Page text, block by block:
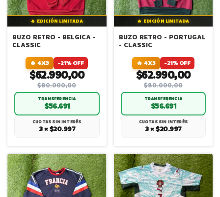
🔥 EDICIÓN LIMITADA
BUZO RETRO - BELGICA -
CLASSIC
🔥 4X3 -21% OFF
$62.990,00
$80.000,00
TRANSFERENCIA
$56.691
CUOTAS SIN INTERÉS
3 × $20.997
🔥 EDICIÓN LIMITADA
BUZO RETRO - PORTUGAL
- CLASSIC
🔥 4X3 -21% OFF
$62.990,00
$80.000,00
TRANSFERENCIA
$56.691
CUOTAS SIN INTERÉS
3 × $20.997